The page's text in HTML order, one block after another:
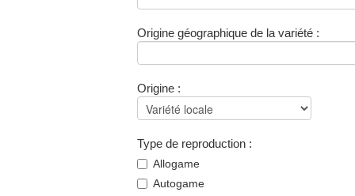
Origine géographique de la variété :
Origine :
Type de reproduction :
Allogame
Autogame